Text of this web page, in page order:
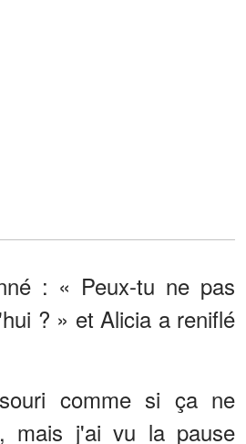
: « Peux-tu ne pas
? » et Alicia a reniflé
comme si ça ne
mais j'ai vu la pause